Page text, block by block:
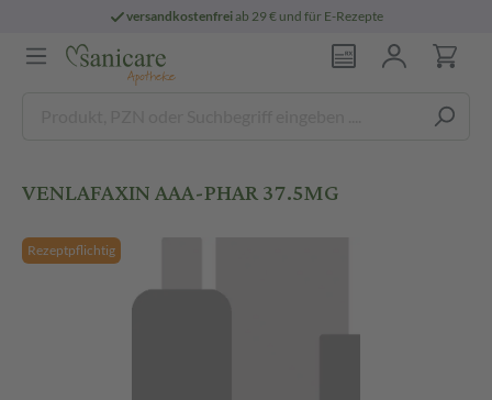
versandkostenfreiab 29 € und für E-Rezepte
VENLAFAXIN AAA-PHAR 37.5MG
Rezeptpflichtig